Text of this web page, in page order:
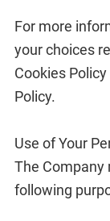
For more
your choices
Cookies
Policy.
Use of Your
The Company
following